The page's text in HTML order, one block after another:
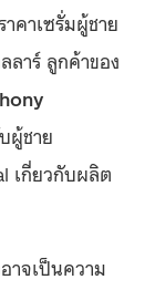
คาเซรั่มผู้ชาย
าร์ ลูกค้าของ
ผู้ชาย
เกี่ยวกับผลิต
าจเป็นความ